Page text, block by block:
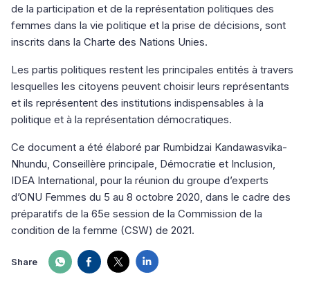
de la participation et de la représentation politiques des
femmes dans la vie politique et la prise de décisions, sont
inscrits dans la Charte des Nations Unies.
Les partis politiques restent les principales entités à travers
lesquelles les citoyens peuvent choisir leurs représentants
et ils représentent des institutions indispensables à la
politique et à la représentation démocratiques.
Ce document a été élaboré par Rumbidzai Kandawasvika-
Nhundu, Conseillère principale, Démocratie et Inclusion,
IDEA International, pour la réunion du groupe d’experts
d’ONU Femmes du 5 au 8 octobre 2020, dans le cadre des
préparatifs de la 65e session de la Commission de la
condition de la femme (CSW) de 2021.
Share